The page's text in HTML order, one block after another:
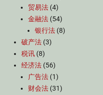
贸易法 (4)
金融法 (54)
银行法 (8)
破产法 (3)
税讯 (8)
经济法 (56)
广告法 (1)
财会法 (31)